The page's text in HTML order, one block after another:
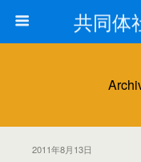
共同体
2011年8月13日